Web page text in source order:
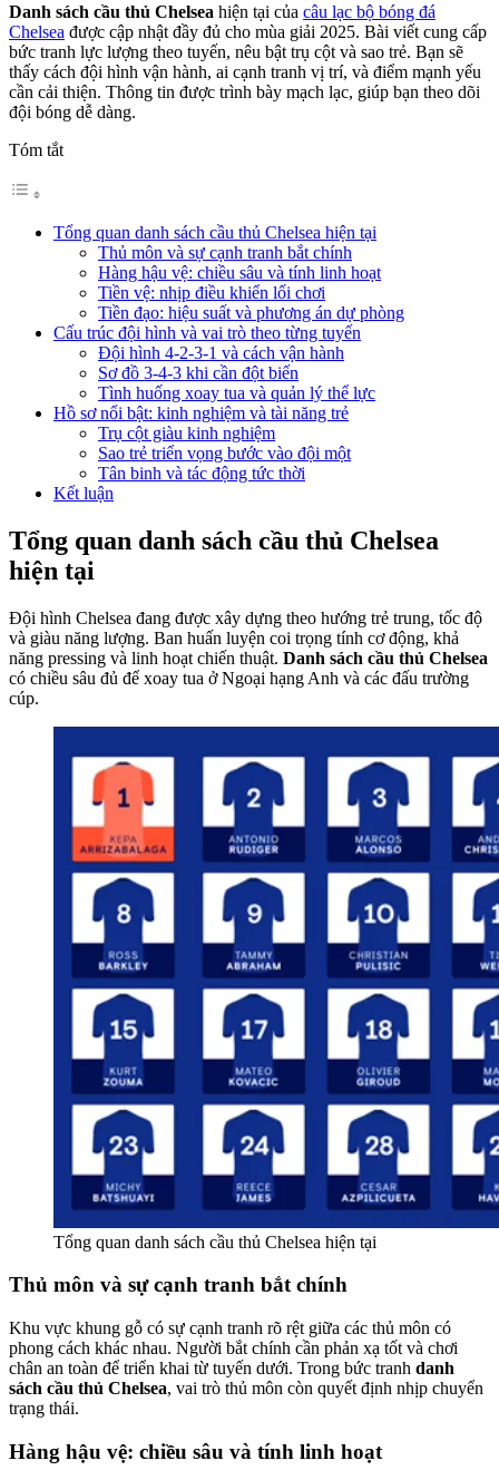
Danh sách cầu thủ Chelsea hiện tại của câu lạc bộ bóng đá
Chelsea được cập nhật đầy đủ cho mùa giải 2025. Bài viết cung cấp
bức tranh lực lượng theo tuyến, nêu bật trụ cột và sao trẻ. Bạn sẽ
thấy cách đội hình vận hành, ai cạnh tranh vị trí, và điểm mạnh yếu
cần cải thiện. Thông tin được trình bày mạch lạc, giúp bạn theo dõi
đội bóng dễ dàng.
Tóm tắt
Tổng quan danh sách cầu thủ Chelsea hiện tại
Thủ môn và sự cạnh tranh bắt chính
Hàng hậu vệ: chiều sâu và tính linh hoạt
Tiền vệ: nhịp điều khiển lối chơi
Tiền đạo: hiệu suất và phương án dự phòng
Cấu trúc đội hình và vai trò theo từng tuyến
Đội hình 4-2-3-1 và cách vận hành
Sơ đồ 3-4-3 khi cần đột biến
Tình huống xoay tua và quản lý thể lực
Hồ sơ nổi bật: kinh nghiệm và tài năng trẻ
Trụ cột giàu kinh nghiệm
Sao trẻ triển vọng bước vào đội một
Tân binh và tác động tức thời
Kết luận
Tổng quan danh sách cầu thủ Chelsea
hiện tại
Đội hình Chelsea đang được xây dựng theo hướng trẻ trung, tốc độ
và giàu năng lượng. Ban huấn luyện coi trọng tính cơ động, khả
năng pressing và linh hoạt chiến thuật. Danh sách cầu thủ Chelsea
có chiều sâu đủ để xoay tua ở Ngoại hạng Anh và các đấu trường
cúp.
Tổng quan danh sách cầu thủ Chelsea hiện tại
Thủ môn và sự cạnh tranh bắt chính
Khu vực khung gỗ có sự cạnh tranh rõ rệt giữa các thủ môn có
phong cách khác nhau. Người bắt chính cần phản xạ tốt và chơi
chân an toàn để triển khai từ tuyến dưới. Trong bức tranh danh
sách cầu thủ Chelsea, vai trò thủ môn còn quyết định nhịp chuyển
trạng thái.
Hàng hậu vệ: chiều sâu và tính linh hoạt